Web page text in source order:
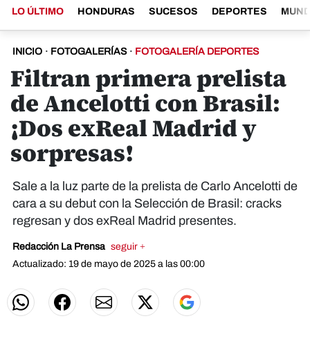
LO ÚLTIMO HONDURAS SUCESOS DEPORTES
INICIO · FOTOGALERÍAS · FOTOGALERÍA DEPORTES
Filtran primera prelista
de Ancelotti con Brasil:
¡Dos exReal Madrid y
sorpresas!
Sale a la luz parte de la prelista de Carlo Ancelotti de
cara a su debut con la Selección de Brasil: cracks
regresan y dos exReal Madrid presentes.
Redacción La Prensa seguir +
Actualizado: 19 de mayo de 2025 a las 00:00